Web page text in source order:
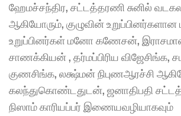
ஹேமச்சந்திர, சட்டத்தரணி சுனில்
ஆகியோரும், குழுவின் உறுப்பினர்களான
உறுப்பினர்கள் மனோ கணேசன்,
சாணக்கியன் , தர்மப்பிரிய விஜேசிங்க,
குணசிங்க, லக்ஷ்மன் நிபுணஆரச்சி
கலந்துகொண்டதுடன், ஜனாதிபதி
நிஸாம் காரியப்பர் இணையவழியாகவும்